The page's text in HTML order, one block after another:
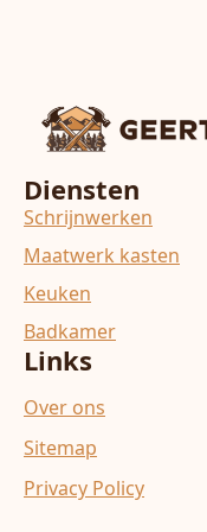
Diensten
Schrijnwerken
Maatwerk kasten
Keuken
Badkamer
Links
Over ons
Sitemap
Privacy Policy